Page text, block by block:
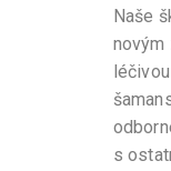
Naše
novým
s